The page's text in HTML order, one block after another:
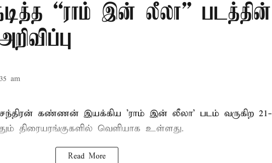
“ராம் இன் லீலா” படத்தின்
am
கண்ணன் இயக்கிய 'ராம் இன் லீலா' படம் வருகிற 21-
திரையரங்குகளில் வெளியாக உள்ளது.
Read More